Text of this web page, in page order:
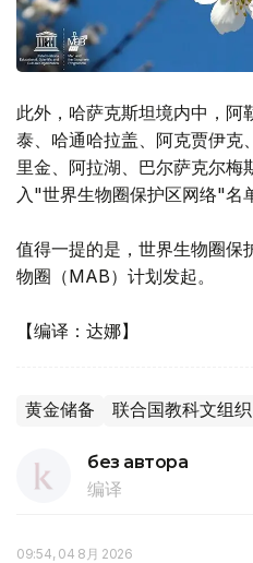
此外，哈萨克斯坦境内中，阿
泰、哈通哈拉盖、阿克贾伊克
里金、阿拉湖、巴尔萨克尔梅
入"世界生物圈保护区网络"名
值得一提的是，世界生物圈保
物圈（MAB）计划发起。
【编译：达娜】
黄金储备 联合国教科文组织
без автора
编译
09:54, 04 8月 2026